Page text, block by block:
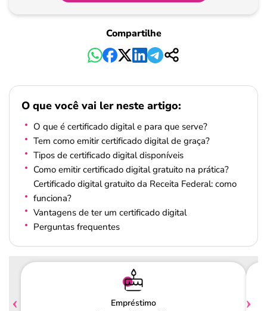
Compartilhe
O que você vai ler neste artigo:
O que é certificado digital e para que serve?
Tem como emitir certificado digital de graça?
Tipos de certificado digital disponíveis
Como emitir certificado digital gratuito na prática?
Certificado digital gratuito da Receita Federal: como
funciona?
Vantagens de ter um certificado digital
Perguntas frequentes
Empréstimo